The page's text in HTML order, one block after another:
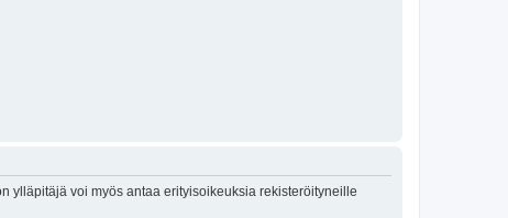
ylläpitäjä voi myös antaa erityisoikeuksia rekisteröityneille